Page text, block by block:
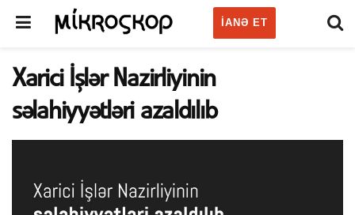
IANƏ ET
Xarici İşlər Nazirliyinin
səlahiyyətləri azaldılıb